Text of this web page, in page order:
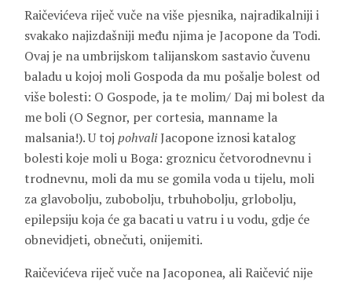
Raičevićeva riječ vuče na više pjesnika, najradikalniji i
svakako najizdašniji među njima jeJacopone da Todi.
Ovaj je na umbrijskom talijanskom sastavio čuvenu
baladu u kojoj moli Gospoda da mu pošalje bolest od
više bolesti: O Gospode, ja te molim/ Daj mi bolest da
me boli (O Segnor, per cortesia, manname la
malsania!). U toj pohvaliJacopone iznosi katalog
bolesti koje moli u Boga: groznicu četvorodnevnu i
trodnevnu, moli da mu se gomila voda u tijelu, moli
za glavobolju, zubobolju, trbuhobolju, grlobolju,
epilepsiju koja će ga bacati u vatru i u vodu, gdje će
obnevidjeti, obnečuti, onijemiti.
Raičevićeva riječ vuče na Jacoponea, ali Raičević nije